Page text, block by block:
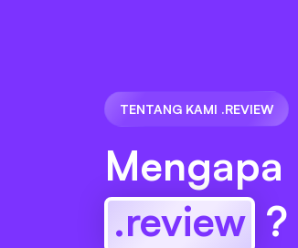
TENTANG KAMI .REVIEW
Mengapa
.review ?